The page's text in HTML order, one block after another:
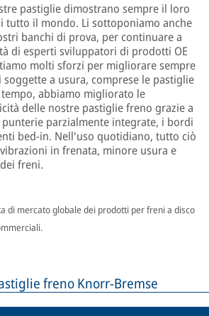
pastiglie dimostrano sempre il loro
tutto il mondo. Li sottoponiamo anche
banchi di prova, per continuare a
di esperti sviluppatori di prodotti OE
molti sforzi per migliorare sempre
a usura, comprese le pastiglie
abbiamo migliorato le
delle nostre pastiglie freno grazie a
parzialmente integrate, i bordi
bed-in. Nell'uso quotidiano, tutto ciò
in frenata, minore usura e
freni.
di mercato globale dei prodotti per freni a disco
freno Knorr-Bremse